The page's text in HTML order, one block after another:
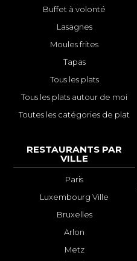
Buffet à volonté
Lasagnes
Moules frites
Tapas
Tous les plats
Tous les plats autour de moi
Toutes les catégories de plat
RESTAURANTS PAR
VILLE
Paris
Luxembourg Ville
Bruxelles
Arlon
Metz